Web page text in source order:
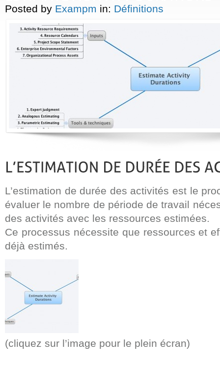
Posted by Exampm in: Définitions
L’estimation de durée des activités est le
évaluer le nombre de période de travail
des activités avec les ressources estimées.
Ce processus nécessite que ressources et
déjà estimés.
(cliquez sur l’image pour le plein écran)